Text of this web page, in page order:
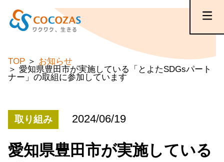
TOP
お知らせ
愛知県豊田市が実施している「とよたSDGsパート
ナー」の取組に参加しています
取り組み 2024/06/19
愛知県豊田市が実施している